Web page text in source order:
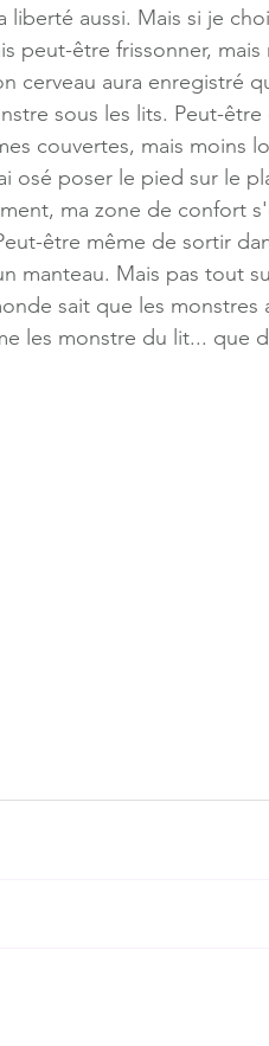
aussi. Mais si je
peut-être frissonner,
cerveau aura enregistré
sous les lits. Peut-
couvertes, mais moins
osé poser le pied sur le
ma zone de confort
être même de sortir
manteau. Mais pas tout
sait que les monstres
les monstre du lit... que